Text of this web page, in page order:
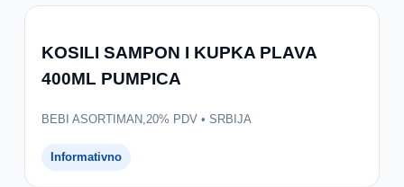
KOSILI SAMPON I KUPKA PLAVA
400ML PUMPICA
BEBI ASORTIMAN,20% PDV • SRBIJA
Informativno